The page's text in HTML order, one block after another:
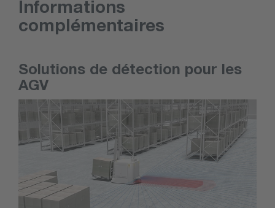
Informations
complémentaires
Solutions de détection pour les
AGV